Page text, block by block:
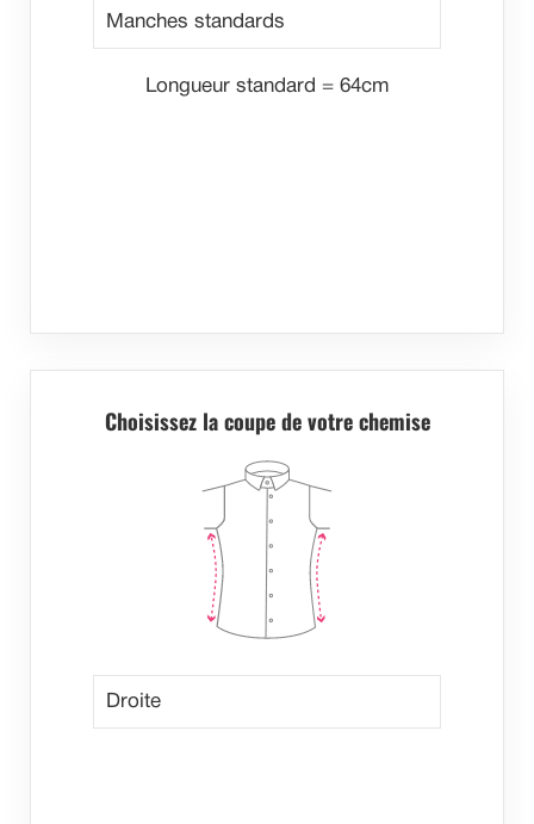
Longueur standard = 64cm
Choisissez la coupe de votre chemise